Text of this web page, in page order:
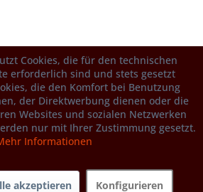
Cookies, die für den technischen
erforderlich sind und stets gesetzt
die den Komfort bei Benutzung
der Direktwerbung dienen oder die
Websites und sozialen Netzwerken
nur mit Ihrer Zustimmung gesetzt.
Informationen
akzeptieren Konfigurieren